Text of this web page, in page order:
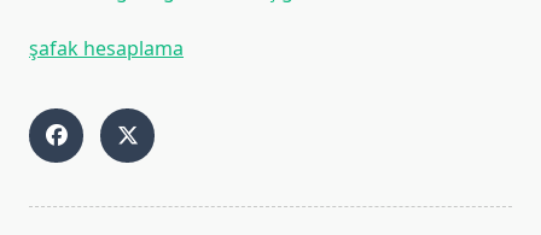
şafak hesaplama